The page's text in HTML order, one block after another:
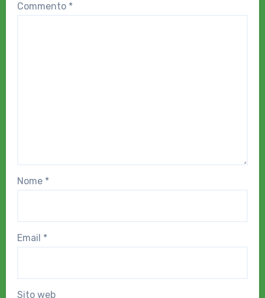
Commento *
Nome *
Email *
Sito web